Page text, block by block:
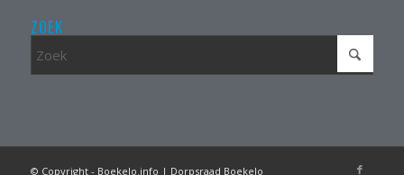
ZOEK
© Copyright - Boekelo.info | Dorpsraad Boekelo